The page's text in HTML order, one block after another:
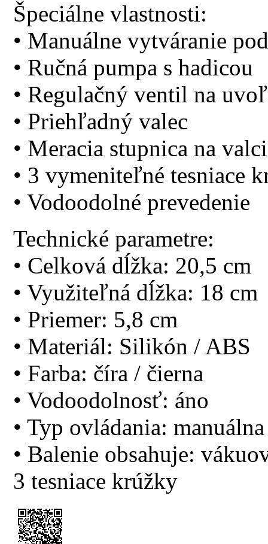
Špeciálne vlastnosti:
• Manuálne vytváranie
• Ručná pumpa s hadicou
• Regulačný ventil na
• Priehľadný valec
• Meracia stupnica na valci
• 3 vymeniteľné tesniace
• Vodoodolné prevedenie
Technické parametre:
• Celková dĺžka: 20,5 cm
• Využiteľná dĺžka: 18 cm
• Priemer: 5,8 cm
• Materiál: Silikón / ABS
• Farba: číra / čierna
• Vodoodolnosť: áno
• Typ ovládania:
• Balenie obsahuje:
3 tesniace krúžky